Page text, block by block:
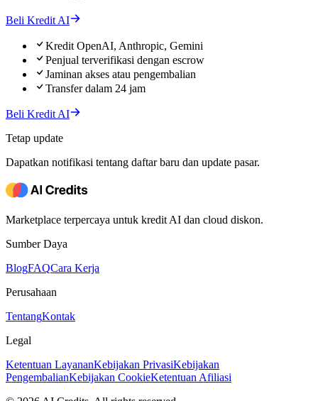
Beli Kredit AI
Kredit OpenAI, Anthropic, Gemini
Penjual terverifikasi dengan escrow
Jaminan akses atau pengembalian
Transfer dalam 24 jam
Beli Kredit AI
Tetap update
Dapatkan notifikasi tentang daftar baru dan update pasar.
Marketplace terpercaya untuk kredit AI dan cloud diskon.
Sumber Daya
BlogFAQCara Kerja
Perusahaan
TentangKontak
Legal
Ketentuan LayananKebijakan PrivasiKebijakan
PengembalianKebijakan CookieKetentuan Afiliasi